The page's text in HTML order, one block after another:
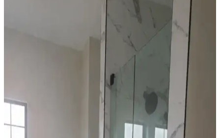
Habitat mağazalarından ikinci el mobilya alımı, ekonomik ve özgün
dekorasyon için fırsatlar sunar. Doğru seçim, temizlik ve stil
oluşturma evin atmosferini belirler.
Yapay Çiçeklere Koku Katmanın Yöntemleri ve
Malzeme Koruma İpuçları
Yapay çiçeklere koku katarken malzeme zararını önlemek ve
kokunun yoğunluğunu dengelemek için pamuk topları, vazoya
uygulama ve difüzör gibi yöntemler önerilir. Alerji riski ve temizlik
de önemlidir.
Mutfak Dekorasyonunda Ahşap ve Beyaz Renklerin
Karşılaştırmalı Analizi ve Seçim Kriterleri